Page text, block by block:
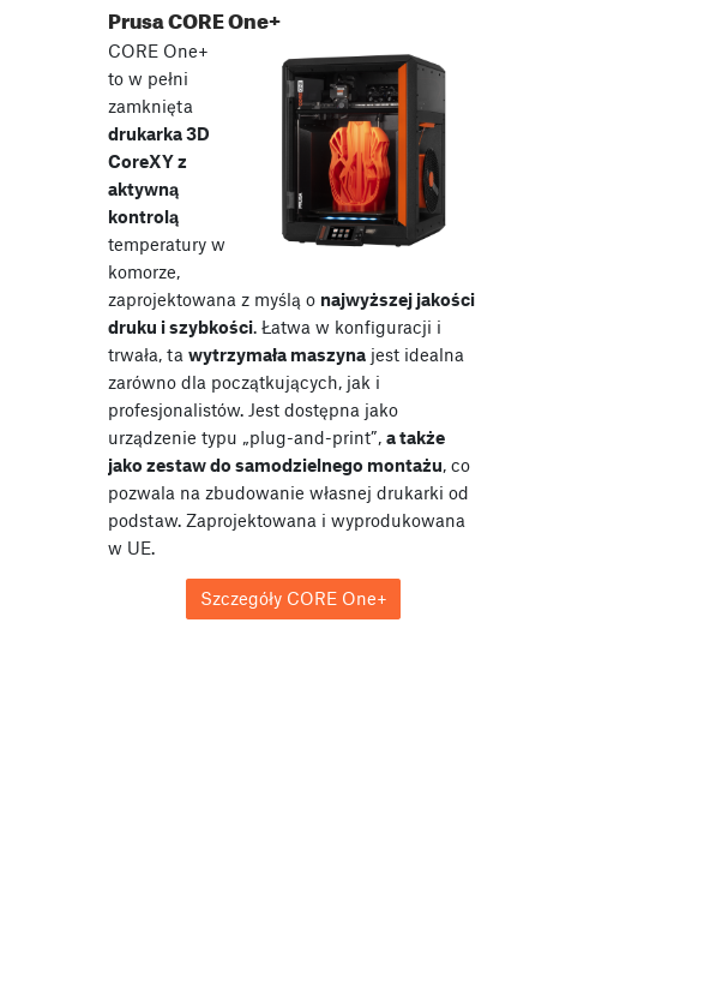
Prusa CORE One+
CORE One+
to w pełni
zamknięta
drukarka 3D
CoreXY z
aktywną
kontrolą
temperatury w
komorze,
zaprojektowana z myślą o najwyższej jakości
druku i szybkości. Łatwa w konfiguracji i
trwała, ta wytrzymała maszynajest idealna
zarówno dla początkujących, jak i
profesjonalistów. Jest dostępna jako
urządzenie typu „plug-and-print”, a także
jako zestaw do samodzielnego montażu, co
pozwala na zbudowanie własnej drukarki od
podstaw. Zaprojektowana i wyprodukowana
w UE.
Szczegóły CORE One+